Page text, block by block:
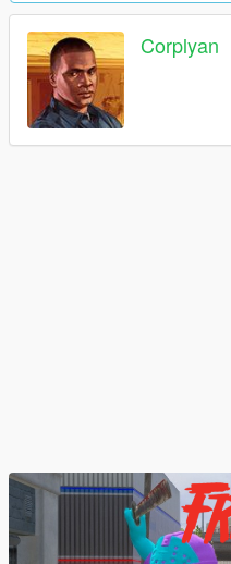
Corplyan